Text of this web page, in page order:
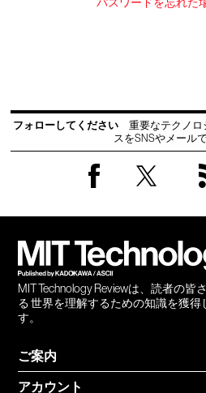
パスワードを忘れた
フォローしてください
重要なテクノロ
スをSNSやメール
MIT Technology Reviewは、読者の
る 世界を理解するための知識を獲得
す。
ご案内
アカウント